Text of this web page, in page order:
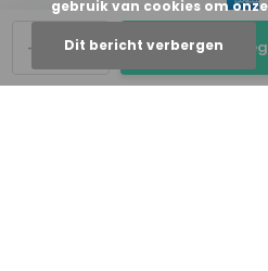
+
-
gebruik van cookies om
Dit bericht verbergen